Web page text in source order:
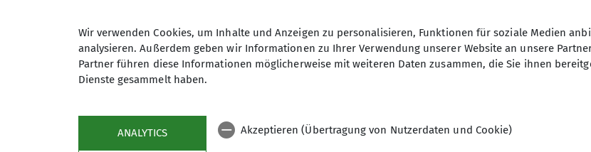
Maximale Teilnehmeranzahl 8
Wir verwenden Cookies, um Inhalte und Anzeigen zu personalisieren, Funktionen für soziale Medien
analysieren. Außerdem geben wir Informationen zu Ihrer Verwendung unserer Website an unsere
Partner führen diese Informationen möglicherweise mit weiteren Daten zusammen, die Sie ihnen
Dienste gesammelt haben.
ANALYTICS Akzeptieren (Übertragung von Nutzerdaten und Cookie)